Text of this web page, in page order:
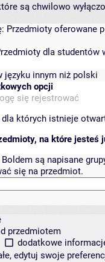
są chwilowo
Przedmioty oferowane
dla studentów
języku innym niż polski
opcji
się rejestrować
których istnieje
na które jesteś
Boldem są napisane
się na przedmiot.
przedmiotem
dodatkowe
edytuj swoje